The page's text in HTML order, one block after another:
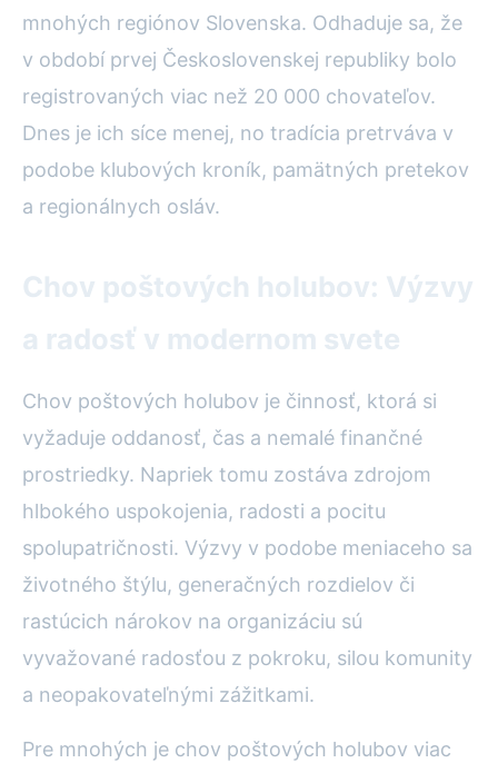
mnohých regiónov Slovenska. Odhaduje sa, že
v období prvej Československej republiky bolo
registrovaných viac než 20 000 chovateľov.
Dnes je ich síce menej, no tradícia pretrváva v
podobe klubových kroník, pamätných pretekov
a regionálnych osláv.
Chov poštových holubov: Výzvy
a radosť v modernom svete
Chov poštových holubov je činnosť, ktorá si
vyžaduje oddanosť, čas a nemalé finančné
prostriedky. Napriek tomu zostáva zdrojom
hlbokého uspokojenia, radosti a pocitu
spolupatričnosti. Výzvy v podobe meniaceho sa
životného štýlu, generačných rozdielov či
rastúcich nárokov na organizáciu sú
vyvažované radosťou z pokroku, silou komunity
a neopakovateľnými zážitkami.
Pre mnohých je chov poštových holubov viac